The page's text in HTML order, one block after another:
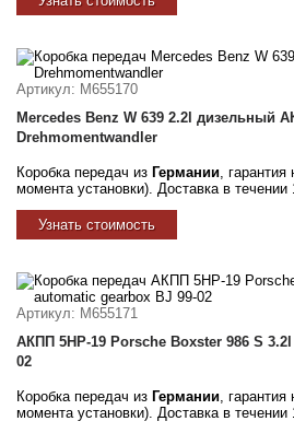
Артикул: M655170
Mercedes Benz W 639 2.2l дизельный
Drehmomentwandler
Коробка передач из Германии,
момента установки). Доставка в течении
Узнать стоимость
Артикул: M655171
АКПП 5HP-19 Porsche Boxster 986 S
02
Коробка передач из Германии,
момента установки). Доставка в течении